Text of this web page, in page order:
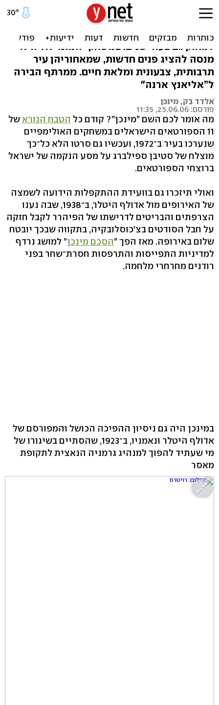
מינכן: הקרם של בוואריה
את ההיסטוריה המוכתמת שלה מינכן לא תוכל
למחוק גם בעוד שנים. במשחקי המונדיאל היא
מנסה להציג פנים חדשות, שמאחוריהן עיר
תרבותית, צבעונית ומלאת חיים. ממרתף הבירה
ל”אליאנץ ארנה"
אלדד בק, מינכן
פורסם: 25.06.06, 11:35
מה אומר לכם השם ”מינכן‭?”‬ קודם כל הטבח הנורא של
11 הספורטאים הישראלים במשחקים האולימפיים
שנערכו בעיר ב־‭,1972‬ ועכשיו גם סרטו הלא כל־כך
מוצלח של סטיבן ספילברג על מסע הנקמה של ישראל
ברוצחי הספורטאים.
ואולי תיזכרו גם בוועידת ההתקפלות הידועה לשמצה
של האירופים מול אדולף היטלר, ב־‭,1938‬ שבה נענו
הצרפתים והבריטים לדרישתו של הפיהרר לקבל חזקה
על חבל הסודטים בצ׳כוסלובקיה, בתקווה שבכך יובטח
שלום באירופה. מאז הפך ”הסכם מינכן” למושג נרדף
למדיניות התפייסות והתרפסות חסרת־שחר בפני
רודנים מחרחרי מלחמה.
במינכן היה גם ניסיון ההפיכה הכושל והמפורסם של
אדולף היטלר ונאמניו, ב־‭,1923‬ שהסתיים בשיגורו של
מי שעתיד להפוך למנהיג גרמניה הנאצית לתקופת
מאסר